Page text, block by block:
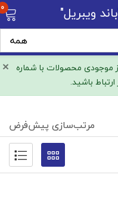
× محصولات با شماره
باشید.
ویبریل" 0
مرتب‌سازی پیش‌فرض